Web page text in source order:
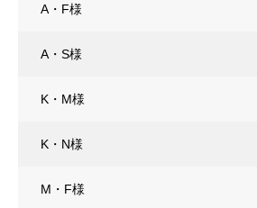
A・F様
A・S様
K・M様
K・N様
M・F様